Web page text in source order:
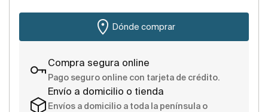
Dónde comprar
Compra segura online
Pago seguro online con tarjeta de crédito.
Envío a domicilio o tienda
Envíos a domicilio a toda la península o